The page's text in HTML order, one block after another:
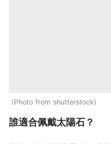
Photo from shutterstock
誰適合佩戴太陽石？